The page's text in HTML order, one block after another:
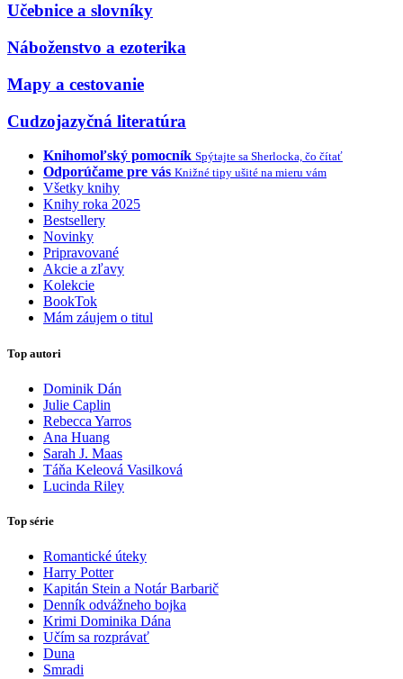
Učebnice a slovníky
Náboženstvo a ezoterika
Mapy a cestovanie
Cudzojazyčná literatúra
Knihomoľský pomocník Spýtajte sa Sherlocka, čo čítať
Odporúčame pre vás Knižné tipy ušité na mieru vám
Všetky knihy
Knihy roka 2025
Bestsellery
Novinky
Pripravované
Akcie a zľavy
Kolekcie
BookTok
Mám záujem o titul
Top autori
Dominik Dán
Julie Caplin
Rebecca Yarros
Ana Huang
Sarah J. Maas
Táňa Keleová Vasilková
Lucinda Riley
Top série
Romantické úteky
Harry Potter
Kapitán Stein a Notár Barbarič
Denník odvážneho bojka
Krimi Dominika Dána
Učím sa rozprávať
Duna
Smradi